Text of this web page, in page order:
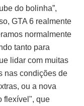
do bolinha”,
GTA 6 realmente
normalmente
tanto para
lidar com muitas
nas condições de
ou a nova
flexível", que